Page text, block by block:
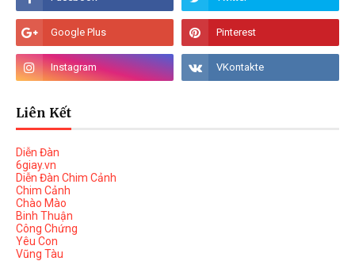
Liên Kết
Diễn Đàn
6giay.vn
Diễn Đàn Chim Cảnh
Chim Cảnh
Chào Mào
Binh Thuận
Công Chứng
Yêu Con
Vũng Tàu